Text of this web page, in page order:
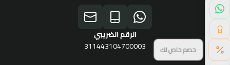
الرقم الضريبي
311443104700003
خصم خاص لك